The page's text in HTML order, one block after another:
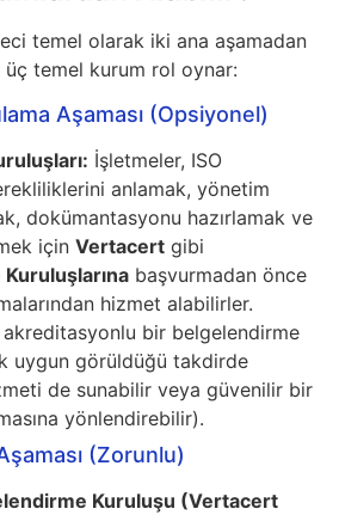
temel olarak iki ana aşamadan
temel kurum rol oynar:
Aşaması (Opsiyonel)
İşletmeler, ISO
anlamak, yönetim
dokümantasyonu hazırlamak ve
için Vertacert gibi
başvurmadan önce
hizmet alabilirler.
bir belgelendirme
uygun görüldüğü takdirde
de sunabilir veya güvenilir bir
yönlendirebilir).
(Zorunlu)
Kuruluşu (Vertacert